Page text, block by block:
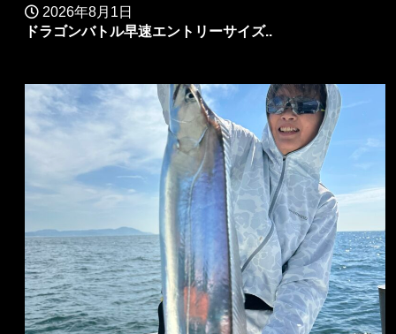
2026年8月1日
ドラゴンバトル早速エントリーサイズ..